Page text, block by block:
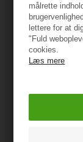
målrette
lettere for at
"Fuld
cookies.
Læs mere
Anbefalet